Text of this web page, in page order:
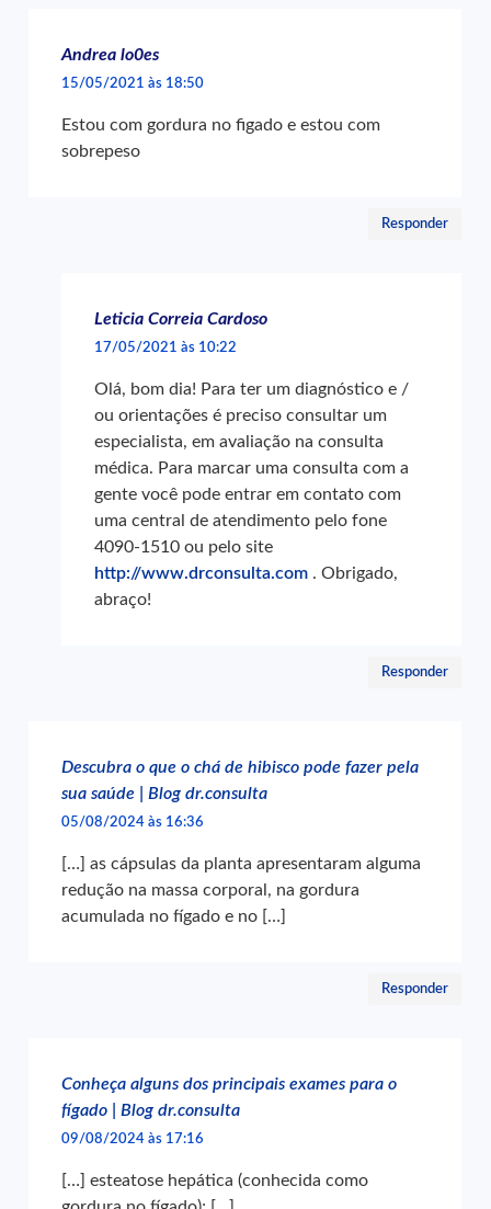
Andrea lo0es
15/05/2021 às 18:50
Estou com gordura no figado e estou com
sobrepeso
Responder
Leticia Correia Cardoso
17/05/2021 às 10:22
Olá, bom dia! Para ter um diagnóstico e /
ou orientações é preciso consultar um
especialista, em avaliação na consulta
médica. Para marcar uma consulta com a
gente você pode entrar em contato com
uma central de atendimento pelo fone
4090-1510 ou pelo site
http://www.drconsulta.com . Obrigado,
abraço!
Responder
Descubra o que o chá de hibisco pode fazer pela
sua saúde | Blog dr.consulta
05/08/2024 às 16:36
[…] as cápsulas da planta apresentaram alguma
redução na massa corporal, na gordura
acumulada no fígado e no […]
Responder
Conheça alguns dos principais exames para o
fígado | Blog dr.consulta
09/08/2024 às 17:16
[…] esteatose hepática (conhecida como